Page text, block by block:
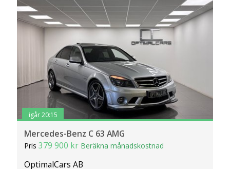
igår 20:15
Mercedes-Benz C 63 AMG
Pris379 900 kr Beräkna månadskostnad
OptimalCars AB